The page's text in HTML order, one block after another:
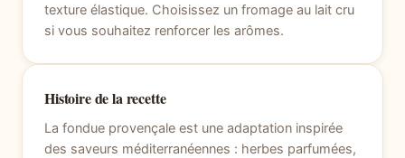
texture élastique. Choisissez un fromage au lait cru
si vous souhaitez renforcer les arômes.
Histoire de la recette
La fondue provençale est une adaptation inspirée
des saveurs méditerranéennes : herbes parfumées,